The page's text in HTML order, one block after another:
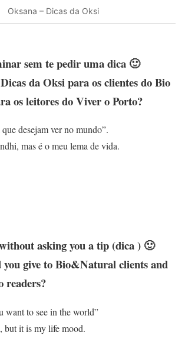
Oksana – Dicas da Oksi
sem te pedir uma dica 🙂
da Oksi para os clientes do Bio
os leitores do Viver o Porto?
desejam ver no mundo”.
mas é o meu lema de vida.
asking you a tip (dica ) 🙂
give to Bio&Natural clients and
readers?
want to see in the world”
but it is my life mood.